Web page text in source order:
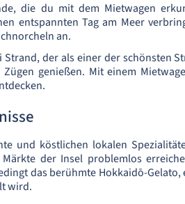
die du mit dem Mietwagen
entspannten Tag am Meer
an.
der als einer der schönsten
genießen. Mit einem
und köstlichen lokalen
der Insel problemlos
das berühmte Hokkaidō-Gelato,
wird.